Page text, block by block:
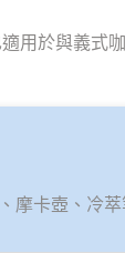
用於與義式
摩卡壺、冷萃